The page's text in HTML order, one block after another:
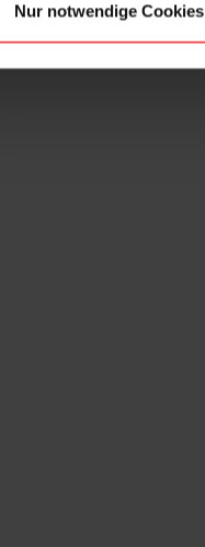
Nur notwendige Cookies